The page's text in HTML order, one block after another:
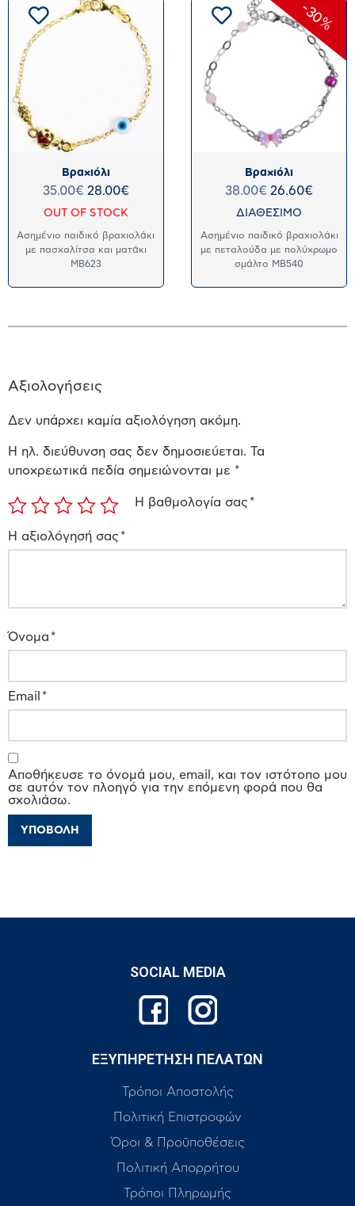
Βραχιόλι
35.00€ 28.00€
OUT OF STOCK
Ασημένιο παιδικό βραχιολάκι
με πασχαλίτσα και ματάκι
MB623
Βραχιόλι
38.00€ 26.60€
-30%
ΔΙΑΘΕΣΙΜΟ
Ασημένιο παιδικό βραχιολάκι
με πεταλούδα με πολύχρωμο
σμάλτο MB540
Αξιολογήσεις
Δεν υπάρχει καμία αξιολόγηση ακόμη.
Η ηλ. διεύθυνση σας δεν δημοσιεύεται. Τα
υποχρεωτικά πεδία σημειώνονται με *
Η βαθμολογία σας *
Η αξιολόγησή σας *
Όνομα *
Email *
Αποθήκευσε το όνομά μου, email, και τον ιστότοπο μου
σε αυτόν τον πλοηγό για την επόμενη φορά που θα
σχολιάσω.
SOCIAL MEDIA
ΕΞΥΠΗΡΕΤΗΣΗ ΠΕΛΑΤΩΝ
Τρόποι Αποστολής
Πολιτική Επιστροφών
Όροι & Προϋποθέσεις
Πολιτική Απορρήτου
Τρόποι Πληρωμής